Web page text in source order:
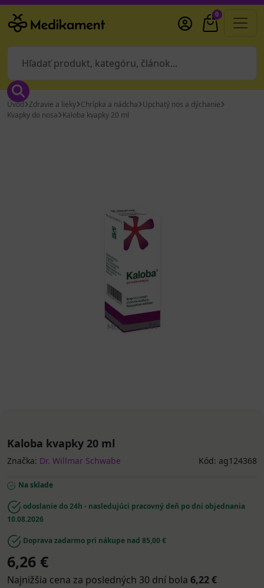
0
Úvod Zdravie a lieky Chrípka a nádcha Upchatý nos a dýchanie
Kvapky do nosa Kaloba kvapky 20 ml
Kaloba kvapky 20 ml
Značka: Dr. Willmar Schwabe Kód: ag124368
Na sklade
odoslanie do 24h - nasledujúci pracovný deň po dni objednania
10.08.2026
Doprava zadarmo pri nákupe nad 85,00 €
6,26 €
Najnižšia cena za posledných 30 dní bola 6,22 €